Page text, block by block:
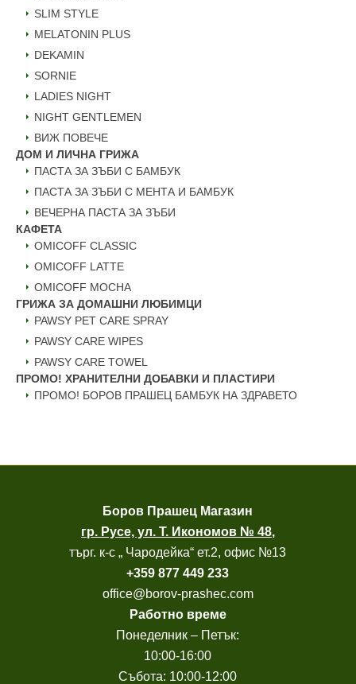
SLIM STYLE
MELATONIN PLUS
DEKAMIN
SORNIE
LADIES NIGHT
NIGHT GENTLEMEN
ВИЖ ПОВЕЧЕ
ДОМ И ЛИЧНА ГРИЖА
ПАСТА ЗА ЗЪБИ С БАМБУК
ПАСТА ЗА ЗЪБИ С МЕНТА И БАМБУК
ВЕЧЕРНА ПАСТА ЗА ЗЪБИ
КАФЕТА
OMICOFF CLASSIC
OMICOFF LATTE
OMICOFF MOCHA
ГРИЖА ЗА ДОМАШНИ ЛЮБИМЦИ
PAWSY PET CARE SPRAY
PAWSY CARE WIPES
PAWSY CARE TOWEL
ПРОМО! ХРАНИТЕЛНИ ДОБАВКИ И ПЛАСТИРИ
ПРОМО! БОРОВ ПРАШЕЦ БАМБУК НА ЗДРАВЕТО
Боров Прашец Магазин
гр. Русе, ул. Т. Икономов № 48,
търг. к-с „ Чародейка“ ет.2, офис №13
+359 877 449 233
office@borov-prashec.com
Работно време
Понеделник – Петък:
10:00-16:00
Събота: 10:00-12:00